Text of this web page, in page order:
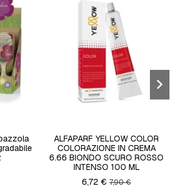
ALFAPARF YELLOW COLOR
COLORAZIONE IN CREMA
6.66 BIONDO SCURO ROSSO
INTENSO 100 ML
6,72 €7,90 €